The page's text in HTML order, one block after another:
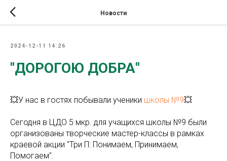
Новости
2024-12-11 14:26
"ДОРОГОЮ ДОБРА"
💥У нас в гостях побывали ученики школы №9💥
Сегодня в ЦДО 5 мкр. для учащихся школы №9 были
организованы творческие мастер-классы в рамках
краевой акции "Три П: Понимаем, Принимаем,
Помогаем".